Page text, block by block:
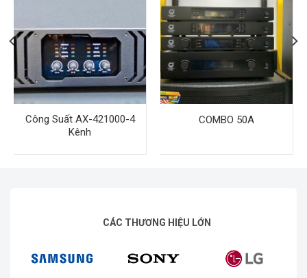
Công Suất AX-421000-4
Kênh
COMBO 50A
CÁC THƯƠNG HIỆU LỚN